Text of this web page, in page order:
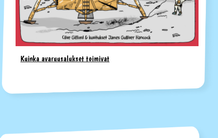
Kuinka avaruusalukset toimivat